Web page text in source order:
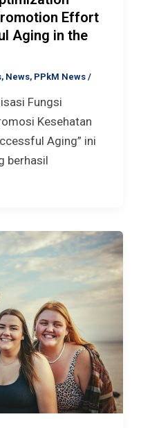
Effort
Aging in the
, News, PPkM News/
Fungsi
Kesehatan
Aging” ini
berhasil